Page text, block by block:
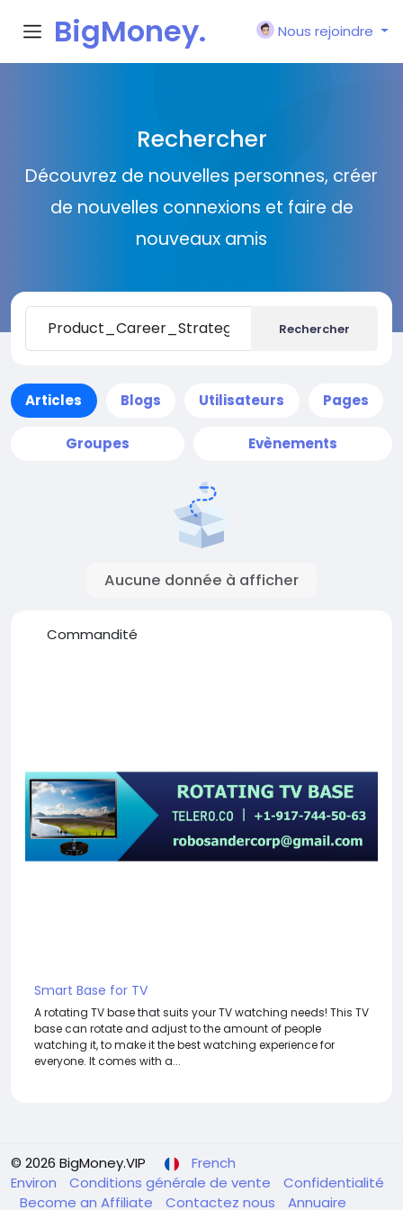
BigMoney.
Nous rejoindre
Rechercher
Découvrez de nouvelles personnes, créer
de nouvelles connexions et faire de
nouveaux amis
Rechercher
Articles Blogs Utilisateurs Pages
Groupes Evènements
Aucune donnée à afficher
Commandité
Smart Base for TV
A rotating TV base that suits your TV watching needs! This TV
base can rotate and adjust to the amount of people
watching it, to make it the best watching experience for
everyone. It comes with a...
© 2026 BigMoney.VIP
French
Environ
Conditions générale de vente
Confidentialité
Become an Affiliate
Contactez nous Annuaire